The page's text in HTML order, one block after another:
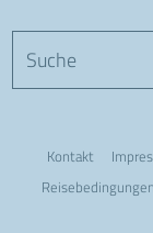
Kontakt
Reisebedingungen